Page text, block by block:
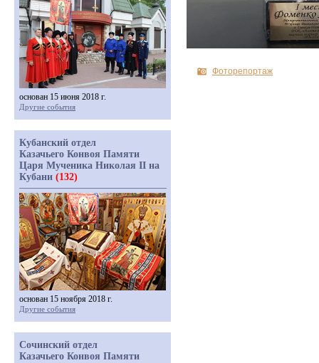
Фоторепортаж
основан 15 июня 2018 г.
Другие события
Кубанский отдел
Казачьего Конвоя Памяти
Царя Мученика Николая II на
Кубани (132)
основан 15 ноября 2018 г.
Другие события
Сочинский отдел
Казачьего Конвоя Памяти